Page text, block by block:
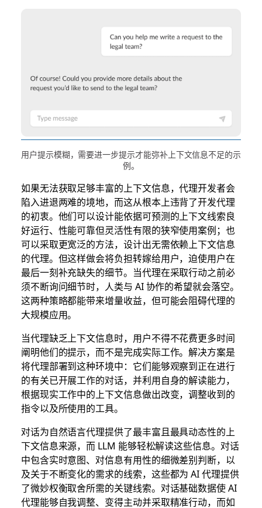
用户提示模糊，需要进一步提示才能弥补上下文信息不足的示
例。
如果无法获取足够丰富的上下文信息，代理开发者会
陷入进退两难的境地，而这从根本上违背了开发代理
的初衷。他们可以设计能依据可预测的上下文线索良
好运行、性能可靠但灵活性有限的狭窄使用案例；也
可以采取更宽泛的方法，设计出无需依赖上下文信息
的代理。但这样做会将负担转嫁给用户，迫使用户在
最后一刻补充缺失的细节。当代理在采取行动之前必
须不断询问细节时，人类与 AI 协作的希望就会落空。
这两种策略都能带来增量收益，但可能会阻碍代理的
大规模应用。
当代理缺乏上下文信息时，用户不得不花费更多时间
阐明他们的提示，而不是完成实际工作。解决方案是
将代理部署到这种环境中：它们能够观察到正在进行
的有关已开展工作的对话，并利用自身的解读能力，
根据现实工作中的上下文信息做出改变，调整收到的
指令以及所使用的工具。
对话为自然语言代理提供了最丰富且最具动态性的上
下文信息来源，而 LLM 能够轻松解读这些信息。对话
中包含实时意图、对信息有用性的细微差别判断，以
及关于不断变化的需求的线索，这些都为 AI 代理提供
了微妙权衡取舍所需的关键线索。对话基础数据使 AI
代理能够自我调整、变得主动并采取精准行动，而如